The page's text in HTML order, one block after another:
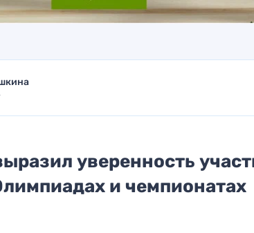
уверенность
и чемпионатах